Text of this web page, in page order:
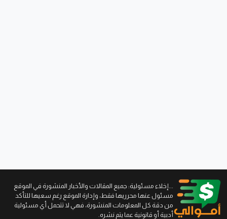
...إخلاء مسئولية: جميع المقالات والأخبار المنشورة في الموقع
مسئول عنها محرريها فقط، وإدارة الموقع رغم سعيها للتأكد
من دقة كل المعلومات المنشورة، فهي لا تتحمل أي مسئولية
أدبية أو قانونية عما يتم نشره.